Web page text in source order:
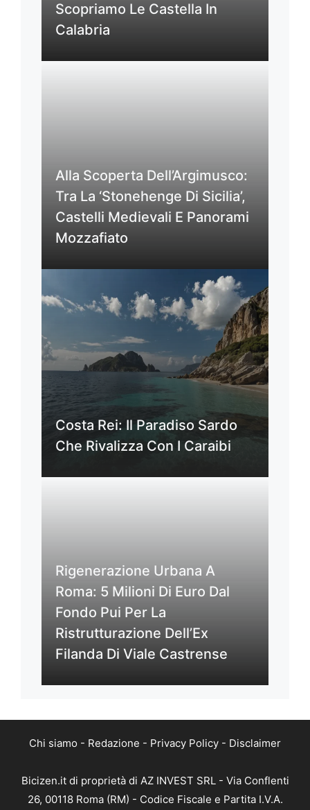
Scopriamo Le Castella In
Calabria
Alla Scoperta Dell’Argimusco:
Tra La ‘Stonehenge Di Sicilia’,
Castelli Medievali E Panorami
Mozzafiato
Costa Rei: Il Paradiso Sardo
Che Rivalizza Con I Caraibi
Rigenerazione Urbana A
Roma: 5 Milioni Di Euro Dal
Fondo Pui Per La
Ristrutturazione Dell’Ex
Filanda Di Viale Castrense
Chi siamo - Redazione - Privacy Policy - Disclaimer
Bicizen.it di proprietà di AZ INVEST SRL - Via Conflenti
26, 00118 Roma (RM) - Codice Fiscale e Partita I.V.A.